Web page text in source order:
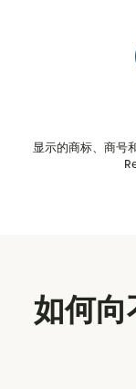
显示的商标、商号
如何向